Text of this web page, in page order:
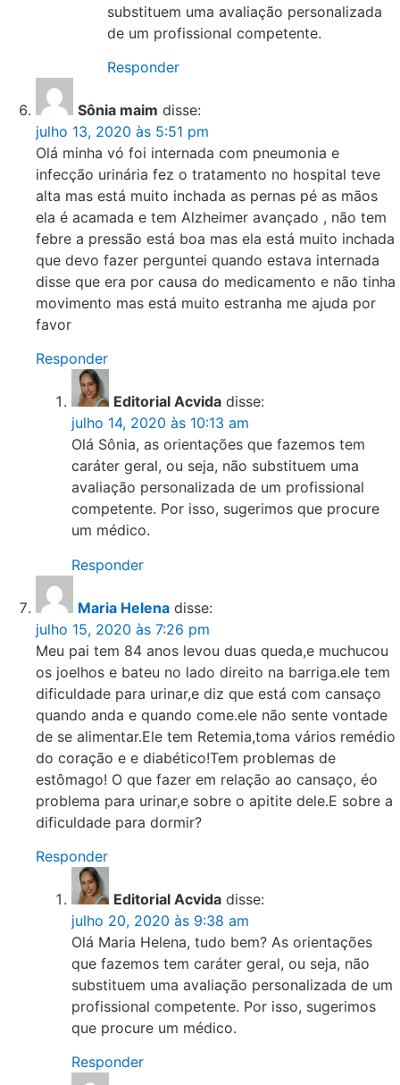
substituem uma avaliação personalizada
de um profissional competente.
Responder
Sônia maim disse:
julho 13, 2020 às 5:51 pm
Olá minha vó foi internada com pneumonia e
infecção urinária fez o tratamento no hospital teve
alta mas está muito inchada as pernas pé as mãos
ela é acamada e tem Alzheimer avançado , não tem
febre a pressão está boa mas ela está muito inchada
que devo fazer perguntei quando estava internada
disse que era por causa do medicamento e não tinha
movimento mas está muito estranha me ajuda por
favor
Responder
Editorial Acvida disse:
julho 14, 2020 às 10:13 am
Olá Sônia, as orientações que fazemos tem
caráter geral, ou seja, não substituem uma
avaliação personalizada de um profissional
competente. Por isso, sugerimos que procure
um médico.
Responder
Maria Helena disse:
julho 15, 2020 às 7:26 pm
Meu pai tem 84 anos levou duas queda,e muchucou
os joelhos e bateu no lado direito na barriga.ele tem
dificuldade para urinar,e diz que está com cansaço
quando anda e quando come.ele não sente vontade
de se alimentar.Ele tem Retemia,toma vários remédio
do coração e e diabético!Tem problemas de
estômago! O que fazer em relação ao cansaço, éo
problema para urinar,e sobre o apitite dele.E sobre a
dificuldade para dormir?
Responder
Editorial Acvida disse:
julho 20, 2020 às 9:38 am
Olá Maria Helena, tudo bem? As orientações
que fazemos tem caráter geral, ou seja, não
substituem uma avaliação personalizada de um
profissional competente. Por isso, sugerimos
que procure um médico.
Responder